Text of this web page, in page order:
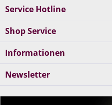
Service Hotline
Shop Service
Informationen
Newsletter